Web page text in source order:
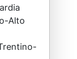
Alto